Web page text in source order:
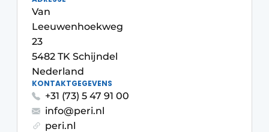
Videos
Van
Leeuwenhoekweg
23
5482 TK Schijndel
Nederland
KONTAKTGEGEVENS
+31 (73) 5 47 91 00
info@peri.nl
peri.nl